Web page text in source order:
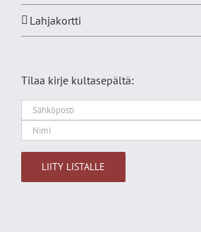
Lahjakortti
Tilaa kirje kultasepältä: